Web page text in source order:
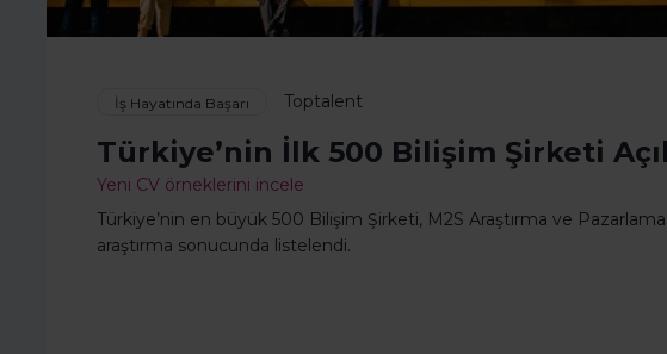
İş Hayatında Başarı Toptalent
Türkiye’nin İlk 500 Bilişim Şirketi
Yeni CV örneklerini incele
Türkiye’nin en büyük 500 Bilişim Şirketi, M2S Araştırma ve
araştırma sonucunda listelendi.